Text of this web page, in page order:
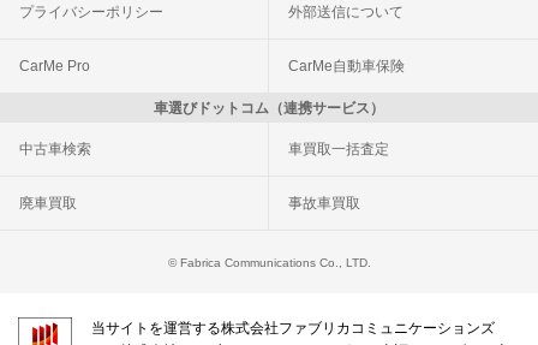
プライバシーポリシー 外部送信について
CarMe Pro CarMe自動車保険
車選びドットコム（連携サービス）
中古車検索 車買取一括査定
廃車買取 事故車買取
© Fabrica Communications Co., LTD.
当サイトを運営する株式会社ファブリカコミュニケーションズ